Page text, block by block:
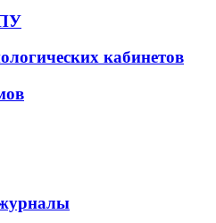
кабинетов